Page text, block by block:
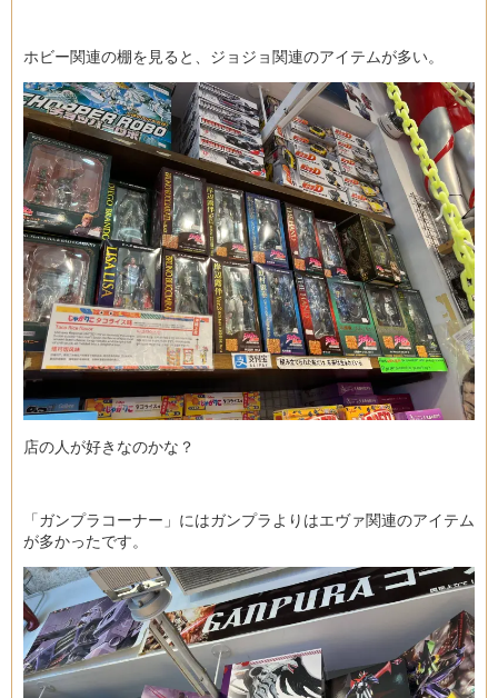
ホビー関連の棚を見ると、ジョジョ関連のアイテムが多い。
店の人が好きなのかな？
「ガンプラコーナー」にはガンプラよりはエヴァ関連のアイテム
が多かったです。